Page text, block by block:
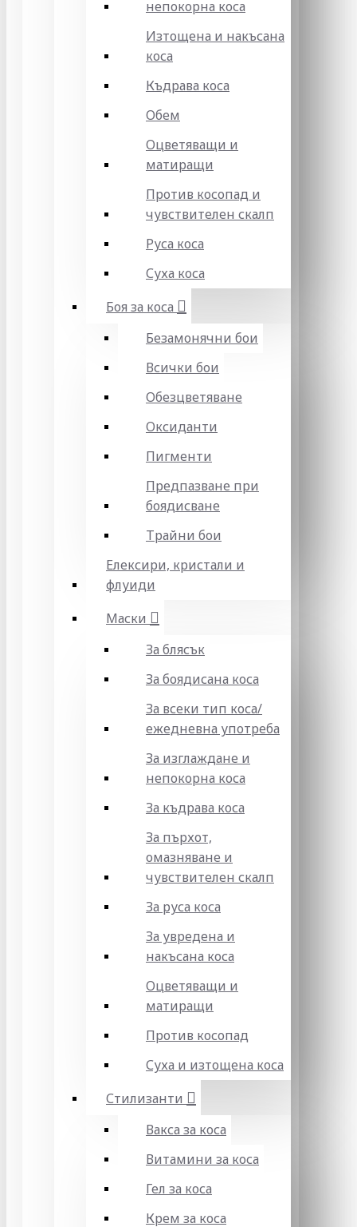
непокорна коса
Изтощена и накъсана
коса
Къдрава коса
Обем
Оцветяващи и
матиращи
Против косопад и
чувствителен скалп
Руса коса
Суха коса
Боя за коса
Безамонячни бои
Всички бои
Обезцветяване
Оксиданти
Пигменти
Предпазване при
боядисване
Трайни бои
Елексири, кристали и
флуиди
Маски
За блясък
За боядисана коса
За всеки тип коса/
ежедневна употреба
За изглаждане и
непокорна коса
За къдрава коса
За пърхот,
омазняване и
чувствителен скалп
За руса коса
За увредена и
накъсана коса
Оцветяващи и
матиращи
Против косопад
Суха и изтощена коса
Стилизанти
Вакса за коса
Витамини за коса
Гел за коса
Крем за коса